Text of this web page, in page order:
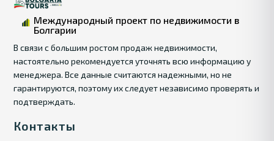
этажного здания и наличие всех
необходимых коммуникаций делают его еще
покупателей.
Не упустите шанс приобрести этот участок,
который может стать вашим личным раем на
бизнес-проектом!
Международный проект по недвижимости в
Болгарии
В связи с большим ростом продаж недвижимости,
настоятельно рекомендуется уточнять всю информацию у
менеджера. Все данные считаются надежными, но не
гарантируются, поэтому их следует независимо проверять и
подтверждать.
Контакты